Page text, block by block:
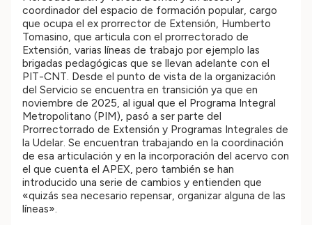
coordinador del espacio de formación popular, cargo
que ocupa el ex prorrector de Extensión, Humberto
Tomasino, que articula con el prorrectorado de
Extensión, varias líneas de trabajo por ejemplo las
brigadas pedagógicas que se llevan adelante con el
PIT-CNT. Desde el punto de vista de la organización
del Servicio se encuentra en transición ya que en
noviembre de 2025, al igual que el Programa Integral
Metropolitano (PIM), pasó a ser parte del
Prorrectorrado de Extensión y Programas Integrales de
la Udelar. Se encuentran trabajando en la coordinación
de esa articulación y en la incorporación del acervo con
el que cuenta el APEX, pero también se han
introducido una serie de cambios y entienden que
«quizás sea necesario repensar, organizar alguna de las
líneas».